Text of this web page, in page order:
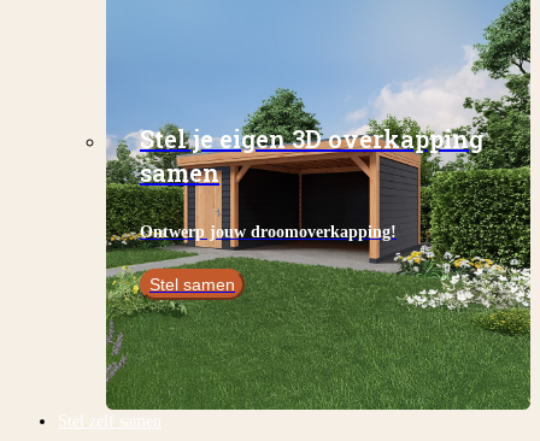
Stel je eigen 3D overkapping
samen
Ontwerp jouw droomoverkapping!
Stel samen
Stel zelf samen